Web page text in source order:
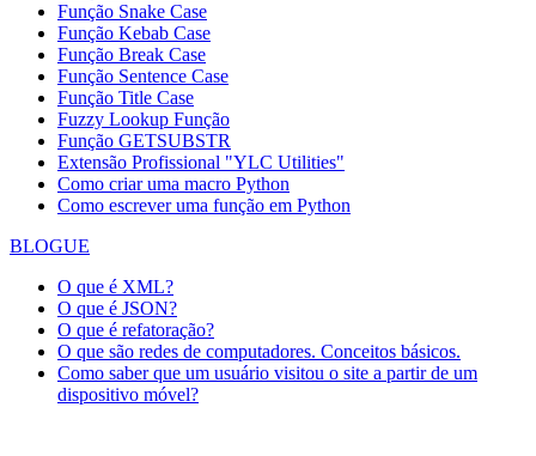
Função Snake Case
Função Kebab Case
Função Break Case
Função Sentence Case
Função Title Case
Fuzzy Lookup Função
Função GETSUBSTR
Extensão Profissional "YLC Utilities"
Como criar uma macro Python
Como escrever uma função em Python
BLOGUE
O que é XML?
O que é JSON?
O que é refatoração?
O que são redes de computadores. Conceitos básicos.
Como saber que um usuário visitou o site a partir de um
dispositivo móvel?